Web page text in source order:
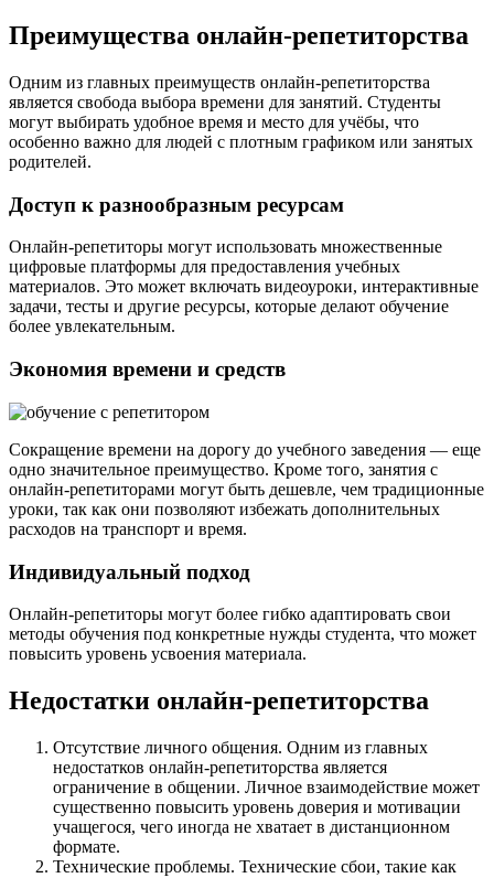
Преимущества онлайн-репетиторства
Одним из главных преимуществ онлайн-репетиторства
является свобода выбора времени для занятий. Студенты
могут выбирать удобное время и место для учёбы, что
особенно важно для людей с плотным графиком или занятых
родителей.
Доступ к разнообразным ресурсам
Онлайн-репетиторы могут использовать множественные
цифровые платформы для предоставления учебных
материалов. Это может включать видеоуроки, интерактивные
задачи, тесты и другие ресурсы, которые делают обучение
более увлекательным.
Экономия времени и средств
Сокращение времени на дорогу до учебного заведения — еще
одно значительное преимущество. Кроме того, занятия с
онлайн-репетиторами могут быть дешевле, чем традиционные
уроки, так как они позволяют избежать дополнительных
расходов на транспорт и время.
Индивидуальный подход
Онлайн-репетиторы могут более гибко адаптировать свои
методы обучения под конкретные нужды студента, что может
повысить уровень усвоения материала.
Недостатки онлайн-репетиторства
Отсутствие личного общения. Одним из главных
недостатков онлайн-репетиторства является
ограничение в общении. Личное взаимодействие может
существенно повысить уровень доверия и мотивации
учащегося, чего иногда не хватает в дистанционном
формате.
Технические проблемы. Технические сбои, такие как